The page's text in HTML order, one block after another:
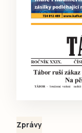
Zprávy